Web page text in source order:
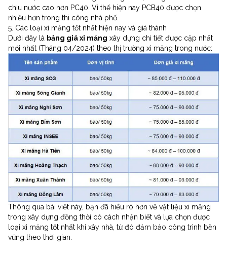
chịu nước cao hơn PC40. Vì thế hiện nay PCB40 được chọn
nhiều hơn trong thi công nhà phố.
5. Các loại xi măng tốt nhất hiện nay và giá thành
Dưới đây là bảng giá xi măng xây dựng chi tiết được cập nhất
mới nhất (Tháng 04/2024) theo thị trường xi măng trong nước:
Thông qua bài viết này, bạn đã hiểu rõ hơn về vật liệu xi măng
trong xây dựng đồng thời có cách nhận biết và lựa chọn được
loại xi măng tốt nhất khi xây nhà, từ đó đảm bảo công trình bền
vững theo thời gian.